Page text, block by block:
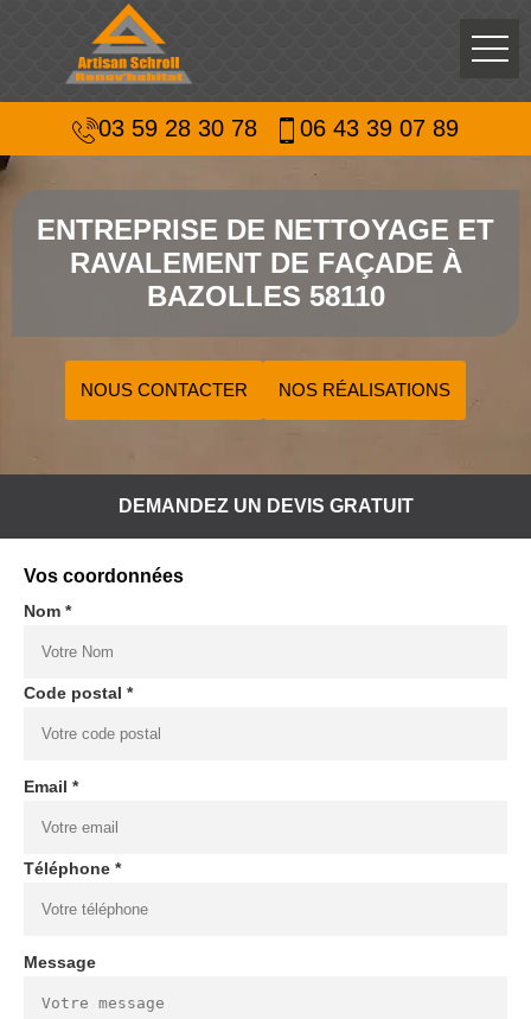
03 59 28 30 78 06 43 39 07 89
ENTREPRISE DE NETTOYAGE ET
RAVALEMENT DE FAÇADE À
BAZOLLES 58110
NOUS CONTACTER NOS RÉALISATIONS
DEMANDEZ UN DEVIS GRATUIT
Vos coordonnées
Nom *
Code postal *
Email *
Téléphone *
Message